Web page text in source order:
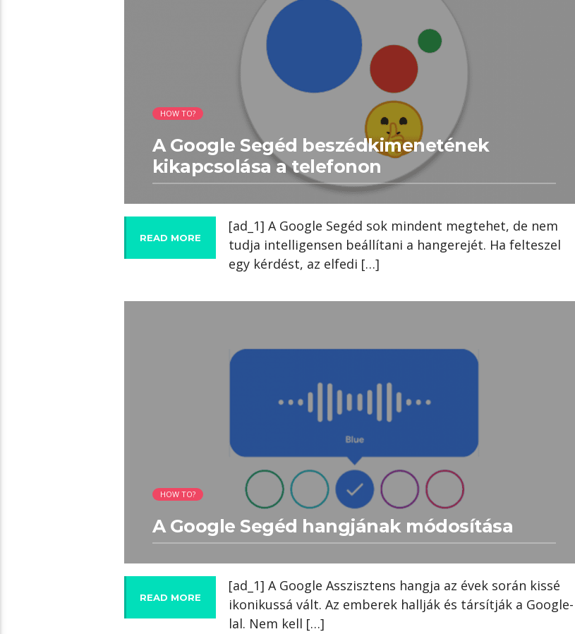
HOW TO?
A Google Segéd beszédkimenetének
kikapcsolása a telefonon
READ MORE
[ad_1] A Google Segéd sok mindent megtehet, de nem
tudja intelligensen beállítani a hangerejét. Ha felteszel
egy kérdést, az elfedi […]
HOW TO?
A Google Segéd hangjának módosítása
READ MORE
[ad_1] A Google Asszisztens hangja az évek során kissé
ikonikussá vált. Az emberek hallják és társítják a Google-
lal. Nem kell […]